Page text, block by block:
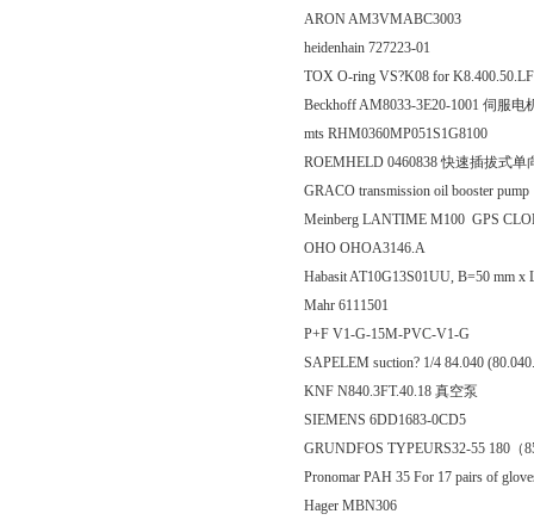
ARON AM3VMABC3003
heidenhain 727223-01
TOX O-ring VS?K08 for
Beckhoff AM8033-3E20-1001 伺服电
mts RHM0360MP051S1G8100
ROEMHELD 0460838 快速插拔式单
GRACO transmission oil booster
Meinberg LANTIME M100 GPS
OHO OHOA3146.A
Habasit AT10G13S01UU, B=50 mm x
Mahr 6111501
P+F V1-G-15M-PVC-V1-G
SAPELEM suction? 1/4 84.040
KNF N840.3FT.40.18 真空泵
SIEMENS 6DD1683-0CD5
GRUNDFOS TYPEURS32-55 180（
Pronomar PAH 35 For 17 pairs of
Hager MBN306